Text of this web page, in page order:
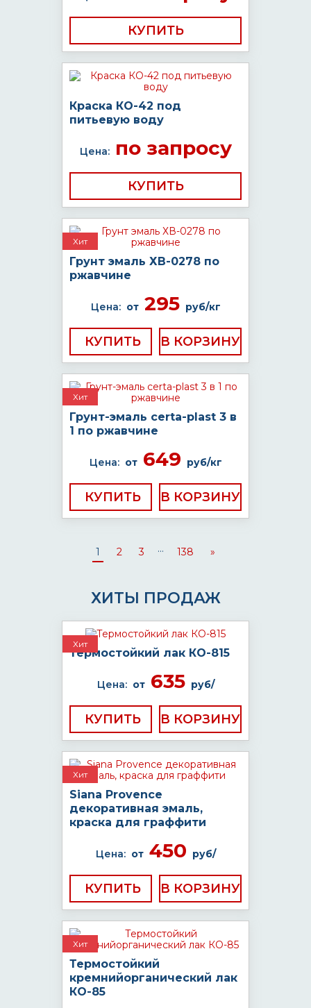
КУПИТЬ
Краска КО-42 под
питьевую воду
Цена:по запросу
КУПИТЬ
Хит
Грунт эмаль ХВ-0278 по
ржавчине
Цена: от295 руб/кг
КУПИТЬ
Хит
Грунт-эмаль certa-plast 3 в
1 по ржавчине
Цена: от649 руб/кг
КУПИТЬ
1 2 3 ... 138 »
ХИТЫ ПРОДАЖ
Хит
Термостойкий лак КО-815
Цена: от635 руб/
КУПИТЬ
Хит
Siana Provence
декоративная эмаль,
краска для граффити
Цена: от450 руб/
КУПИТЬ
Хит
Термостойкий
кремнийорганический лак
КО-85